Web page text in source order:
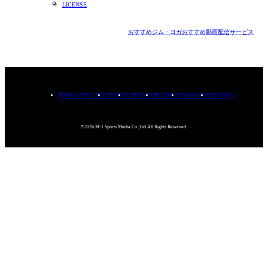
LICENSE
おすすめジム・ヨガおすすめ動画配信サービス
PRIVACYPOLICYTERMSCONTACTRECRUITCOMPANYMISSION
©2026.M-1 Sports Media Co.,Ltd.All Rights Reserved.